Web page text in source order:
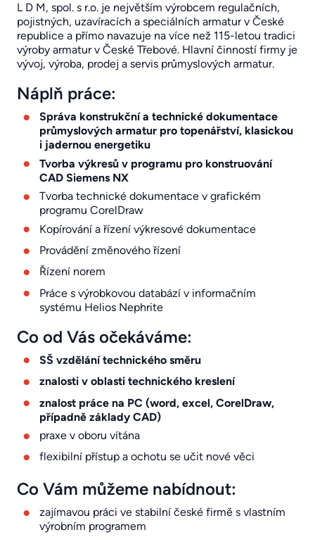
L D M, spol. s r.o. je největším výrobcem regulačních,
pojistných, uzavíracích a speciálních armatur v České
republice a přímo navazuje na více než 115-letou tradici
výroby armatur v České Třebové. Hlavní činností firmy je
vývoj, výroba, prodej a servis průmyslových armatur.
Náplň práce:
Správa konstrukční a technické dokumentace
průmyslových armatur pro topenářství, klasickou
i jadernou energetiku
Tvorba výkresů v programu pro konstruování
CAD Siemens NX
Tvorba technické dokumentace v grafickém
programu CorelDraw
Kopírování a řízení výkresové dokumentace
Provádění změnového řízení
Řízení norem
Práce s výrobkovou databází v informačním
systému Helios Nephrite
Co od Vás očekáváme:
SŠ vzdělání technického směru
znalosti v oblasti technického kreslení
znalost práce na PC (word, excel, CorelDraw,
případně základy CAD)
praxe v oboru vítána
flexibilní přístup a ochotu se učit nové věci
Co Vám můžeme nabídnout:
zajímavou práci ve stabilní české firmě s vlastním
výrobním programem